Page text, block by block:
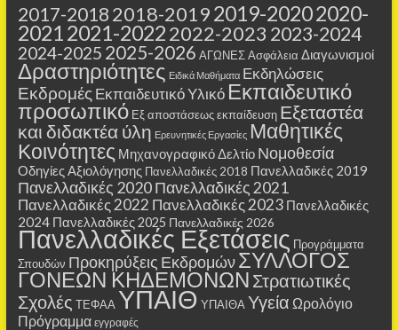
2017-2018 2018-20192019-20202020-
20212021-20222022-2023 2023-2024
2024-2025 2025-2026 ΑΓΩΝΕΣ Ασφάλεια Διαγωνισμοί
Δραστηριότητες Ειδικά Μαθήματα Εκδηλώσεις
Εκδρομές Εκπαιδευτικό Υλικό Εκπαιδευτικό
προσωπικό Εξ αποστάσεως εκπαίδευση Εξεταστέα
και διδακτέα ύλη Ερευνητικές Εργασίες Μαθητικές
Κοινότητες Μηχανογραφικό Δελτίο Νομοθεσία
Οδηγίες Αξιολόγησης Πανελλαδικές 2018 Πανελλαδικές 2019
Πανελλαδικές 2020 Πανελλαδικές 2021
Πανελλαδικές 2022 Πανελλαδικές 2023 Πανελλαδικές
2024 Πανελλαδικές 2025 Πανελλαδικές 2026
Πανελλαδικές Εξετάσεις Προγράμματα
Σπουδών Προκηρύξεις ΕκδρομώνΣΥΛΛΟΓΟΣ
ΓΟΝΕΩΝ ΚΗΔΕΜΟΝΩΝ Στρατιωτικές
Σχολές ΤΕΦΑΑ ΥΠΑΙΘ ΥΠΑΙΘΑ Υγεία Ωρολόγιο
Πρόγραμμα εγγραφές